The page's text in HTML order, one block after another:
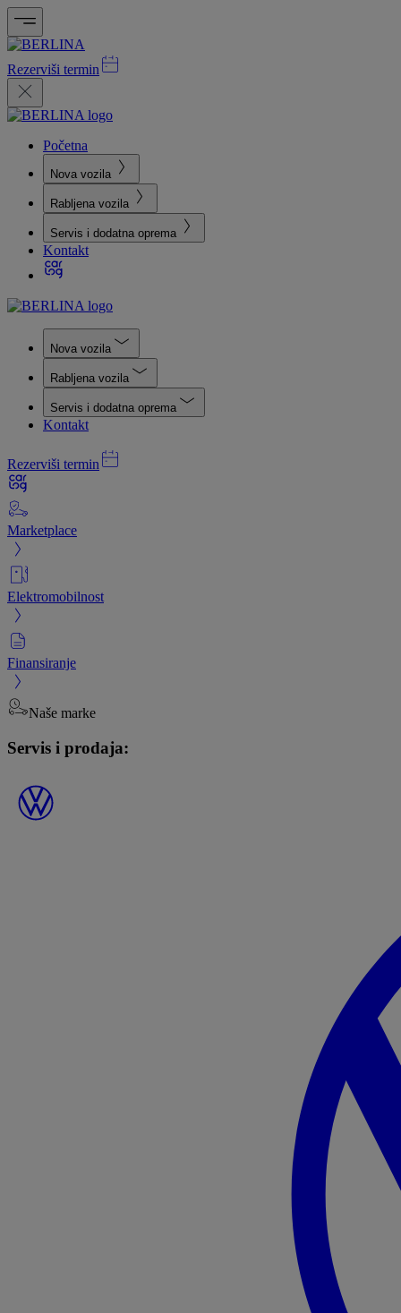
Rezerviši termin
Početna
Nova vozila
Rabljena vozila
Servis i dodatna oprema
Kontakt
Nova vozila
Rabljena vozila
Servis i dodatna oprema
Kontakt
Rezerviši termin
Marketplace
Elektromobilnost
Finansiranje
Naše marke
Servis i prodaja: